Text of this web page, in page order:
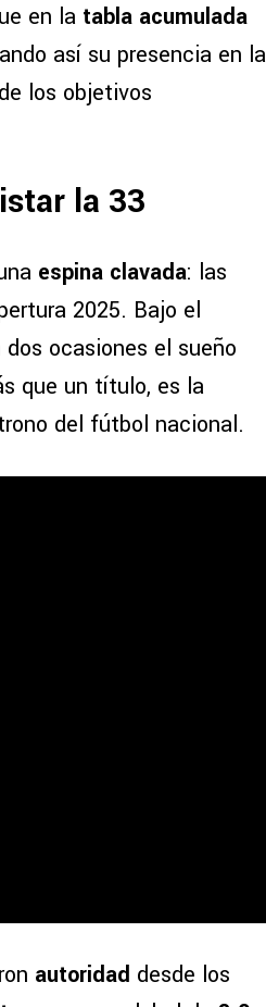
en la tabla acumulada
así su presencia en la
los objetivos
la 33
espina clavada: las
2025. Bajo el
ocasiones el sueño
que un título, es la
del fútbol nacional.
autoridad desde los